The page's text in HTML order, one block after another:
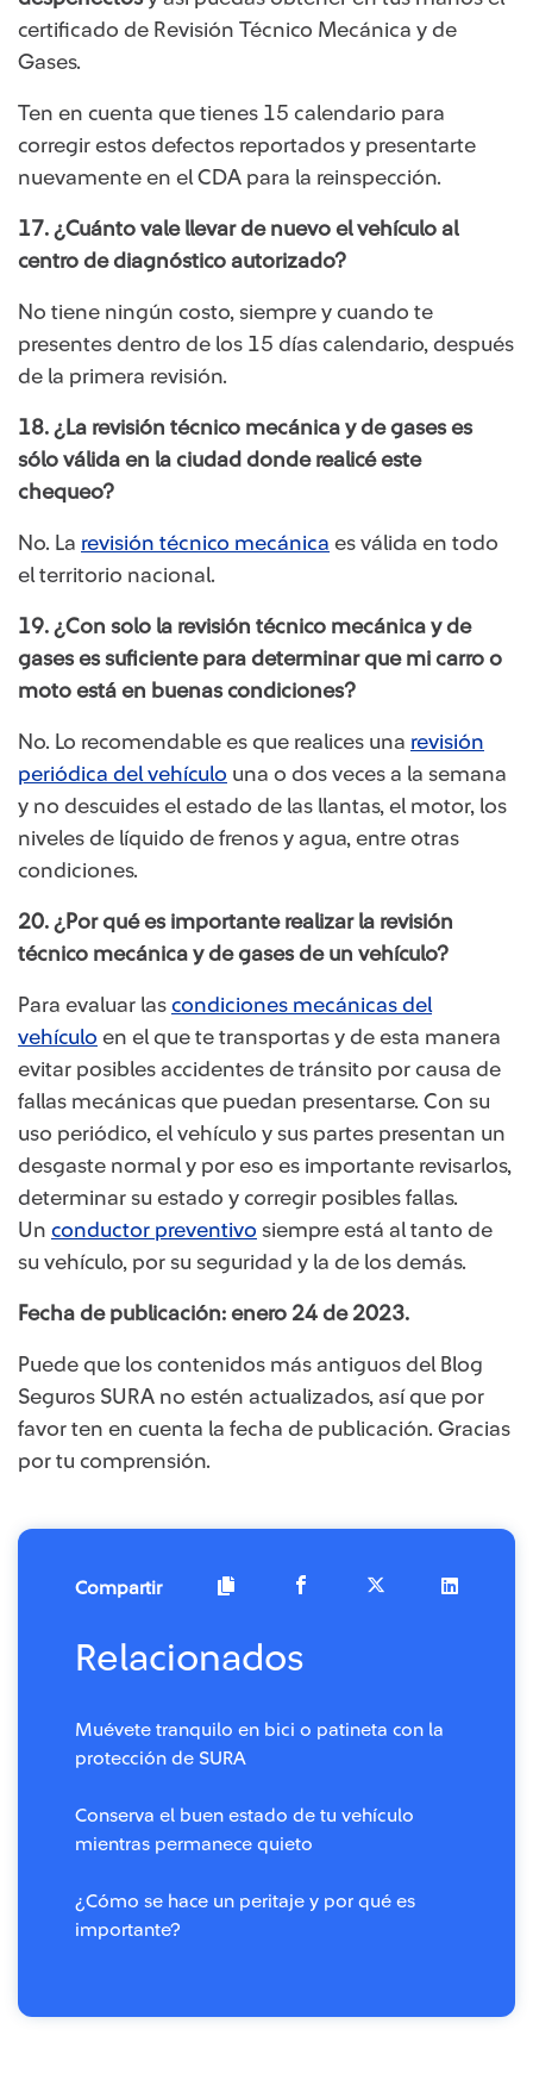
certificado de Revisión Técnico Mecánica y de
Gases.
Ten en cuenta que tienes 15 calendario para
corregir estos defectos reportados y presentarte
nuevamente en el CDA para la reinspección.
17. ¿Cuánto vale llevar de nuevo el vehículo al
centro de diagnóstico autorizado?
No tiene ningún costo, siempre y cuando te
presentes dentro de los 15 días calendario, después
de la primera revisión.
18. ¿La revisión técnico mecánica y de gases es
sólo válida en la ciudad donde realicé este
chequeo?
No. La revisión técnico mecánica es válida en todo
el territorio nacional.
19. ¿Con solo la revisión técnico mecánica y de
gases es suficiente para determinar que mi carro o
moto está en buenas condiciones?
No. Lo recomendable es que realices una revisión
periódica del vehículo una o dos veces a la semana
y no descuides el estado de las llantas, el motor, los
niveles de líquido de frenos y agua, entre otras
condiciones.
20. ¿Por qué es importante realizar la revisión
técnico mecánica y de gases de un vehículo?
Para evaluar las condiciones mecánicas del
vehículo en el que te transportas y de esta manera
evitar posibles accidentes de tránsito por causa de
fallas mecánicas que puedan presentarse. Con su
uso periódico, el vehículo y sus partes presentan un
desgaste normal y por eso es importante revisarlos,
determinar su estado y corregir posibles fallas.
Un conductor preventivo siempre está al tanto de
su vehículo, por su seguridad y la de los demás.
Fecha de publicación: enero 24 de 2023.
Puede que los contenidos más antiguos del Blog
Seguros SURA no estén actualizados, así que por
favor ten en cuenta la fecha de publicación. Gracias
por tu comprensión.
Compartir
Relacionados
Muévete tranquilo en bici o patineta con la
protección de SURA
Conserva el buen estado de tu vehículo
mientras permanece quieto
¿Cómo se hace un peritaje y por qué es
importante?